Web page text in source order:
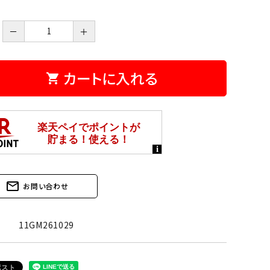
－ ＋
shopping_cart カートに入れる
mail_outline お問い合わせ
11GM261029